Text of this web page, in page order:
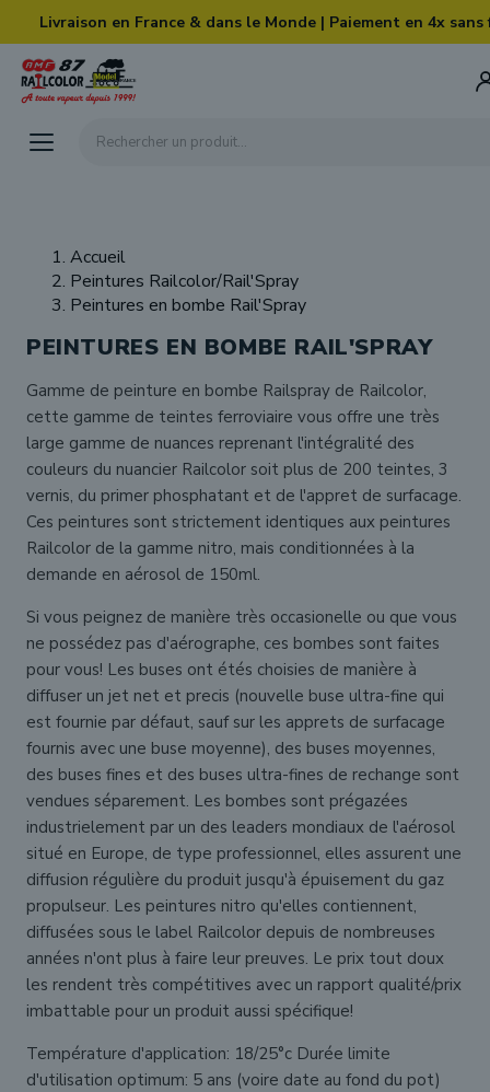
Skip to main content
Livraison en France & dans le Monde | Paiement en 4x sans
Rechercher un produit...
Accueil
Peintures Railcolor/Rail'Spray
Peintures en bombe Rail'Spray
PEINTURES EN BOMBE RAIL'SPRAY
Gamme de peinture en bombe Railspray de Railcolor,
cette gamme de teintes ferroviaire vous offre une très
large gamme de nuances reprenant l'intégralité des
couleurs du nuancier Railcolor soit plus de 200 teintes, 3
vernis, du primer phosphatant et de l'appret de surfacage.
Ces peintures sont strictement identiques aux peintures
Railcolor de la gamme nitro, mais conditionnées à la
demande en aérosol de 150ml.
Si vous peignez de manière très occasionelle ou que vous
ne possédez pas d'aérographe, ces bombes sont faites
pour vous! Les buses ont étés choisies de manière à
diffuser un jet net et precis (nouvelle buse ultra-fine qui
est fournie par défaut, sauf sur les apprets de surfacage
fournis avec une buse moyenne), des buses moyennes,
des buses fines et des buses ultra-fines de rechange sont
vendues séparement. Les bombes sont prégazées
industrielement par un des leaders mondiaux de l'aérosol
situé en Europe, de type professionnel, elles assurent une
diffusion régulière du produit jusqu'à épuisement du gaz
propulseur. Les peintures nitro qu'elles contiennent,
diffusées sous le label Railcolor depuis de nombreuses
années n'ont plus à faire leur preuves. Le prix tout doux
les rendent très compétitives avec un rapport qualité/prix
imbattable pour un produit aussi spécifique!
Température d'application: 18/25°c Durée limite
d'utilisation optimum: 5 ans (voire date au fond du pot)